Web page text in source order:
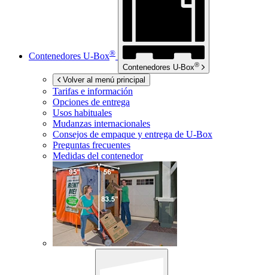
Contenedores U-Box®
Contenedores U-Box®
Volver al menú principal
Tarifas e información
Opciones de entrega
Usos habituales
Mudanzas internacionales
Consejos de empaque y entrega de U-Box
Preguntas frecuentes
Medidas del contenedor